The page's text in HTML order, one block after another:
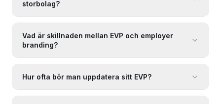
storbolag?
Vad är skillnaden mellan EVP och employer
branding?
Hur ofta bör man uppdatera sitt EVP?